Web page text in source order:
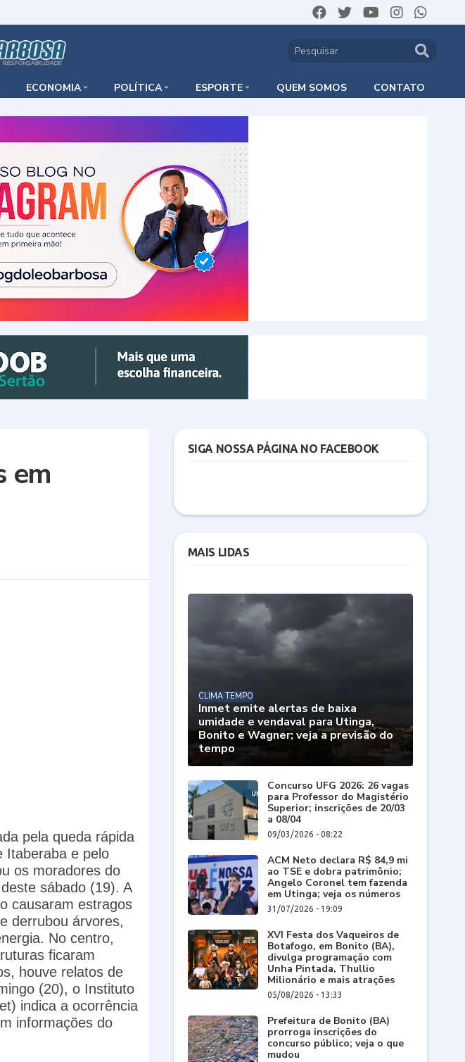
ECONOMIA POLÍTICA ESPORTE QUEM SOMOS CONTATO
em
pela queda rápida
Itaberaba e pelo
os moradores do
sábado (19). A
causaram estragos
derrubou árvores,
No centro,
ficaram
houve relatos de
(20), o Instituto
indica a ocorrência
informações do
SIGA NOSSA PÁGINA NO FACEBOOK
MAIS LIDAS
CLIMA TEMPO
Inmet emite alertas de baixa
umidade e vendaval para Utinga,
Bonito e Wagner; veja a previsão do
tempo
Concurso UFG 2026: 26 vagas
para Professor do Magistério
Superior; inscrições de 20/03
a 08/04
09/03/2026 - 08:22
ACM Neto declara R$ 84,9 mi
ao TSE e dobra patrimônio;
Angelo Coronel tem fazenda
em Utinga; veja os números
31/07/2026 - 19:09
XVI Festa dos Vaqueiros de
Botafogo, em Bonito (BA),
divulga programação com
Unha Pintada, Thullio
Milionário e mais atrações
05/08/2026 - 13:33
Prefeitura de Bonito (BA)
prorroga inscrições do
concurso público; veja o que
mudou